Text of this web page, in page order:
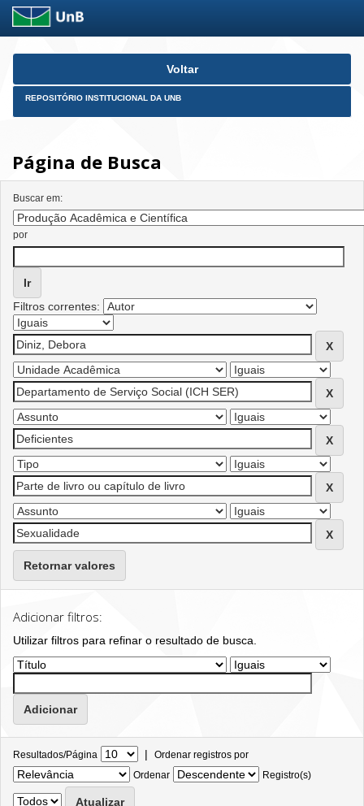
Skip
Voltar
REPOSITÓRIO INSTITUCIONAL DA UNB
Página de Busca
Buscar em:
por
Filtros correntes:
Retornar valores
Adicionar filtros:
Utilizar filtros para refinar o resultado de busca.
Resultados/Página | Ordenar registros por
Ordenar
Registro(s)